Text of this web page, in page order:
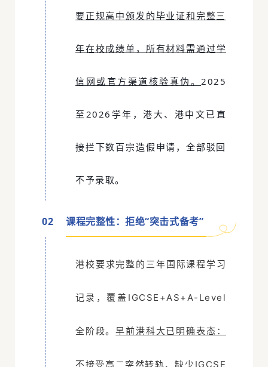
要正规高中颁发的毕业证和完整三
年在校成绩单，所有材料需通过学
信网 或官方渠道核验真伪。 2025
至2026学年，港大、港中文已直
接拦下数百宗造假申请，全部驳回
不予录取。
02 课程完整性：拒绝“突击式备考”
港校要求完整的三年国际课程学习
记录，覆盖 IGCSE +AS+A-Level
全阶段。早前港科大已明确表态：
不接受高二突然转轨、缺少IGCSE